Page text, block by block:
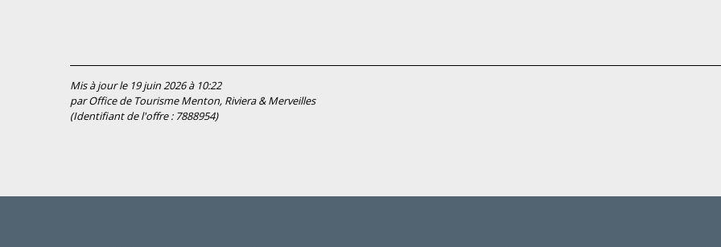
Mis à jour le 19 juin 2026 à 10:22
par Office de Tourisme Menton, Riviera & Merveilles
(Identifiant de l'offre : 7888954)